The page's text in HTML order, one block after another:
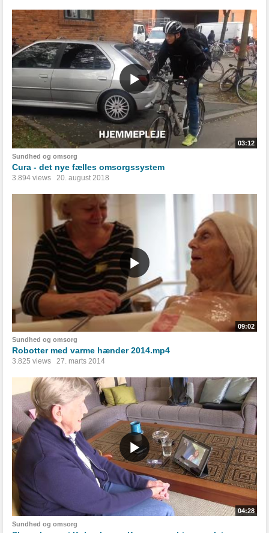
03:12
Sundhed og omsorg
Cura - det nye fælles omsorgssystem
3.894 views 20. august 2018
09:02
Sundhed og omsorg
Robotter med varme hænder 2014.mp4
3.825 views 27. marts 2014
04:28
Sundhed og omsorg